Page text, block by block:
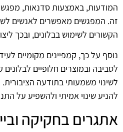
המודעות, באמצעות סדנאות,
זה. המפגשים מאפשרים לאנשים
הקשורים לשימוש בבלונים, ובכך
נוסף על כך, קמפיינים מקומיים
לסביבה ובמוצרים חלופיים לבלונים
לשינוי משמעותי בתודעה
להניע שינוי אמיתי ולהשפיע על
אתגרים בחקיקה